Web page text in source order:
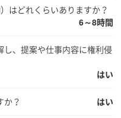
はどれくらいありますか？
6～8時間
、提案や仕事内容に権利侵
はい
か？ はい